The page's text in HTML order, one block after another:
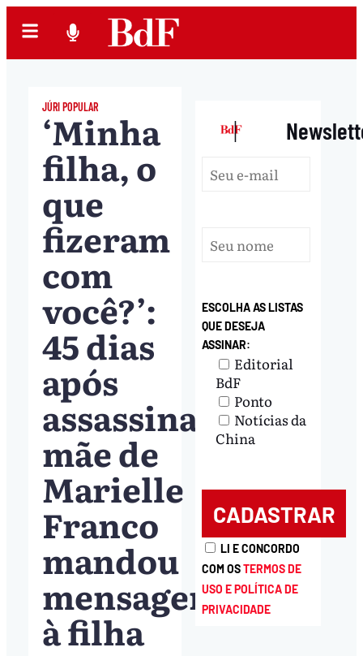
JÚRI POPULAR
‘Minha
filha, o
que
fizeram
com
você?’:
45 dias
após
assassinato,
mãe de
Marielle
Franco
mandou
mensagem
à filha
|
ESCOLHA AS LISTAS
QUE DESEJA
ASSINAR:
Editorial
BdF
Ponto
Notícias da
China
LI E CONCORDO
COM OSTERMOS DE
USO E POLÍTICA DE
PRIVACIDADE